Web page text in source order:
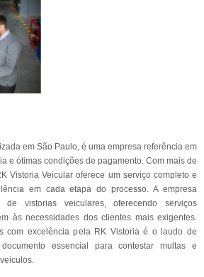
em São Paulo, é uma empresa referência em
e ótimas condições de pagamento. Com mais de
Vistoria Veicular oferece um serviço completo e
em cada etapa do processo. A empresa
de vistorias veiculares, oferecendo serviços
às necessidades dos clientes mais exigentes.
com excelência pela RK Vistoria é o laudo de
essencial para contestar multas e